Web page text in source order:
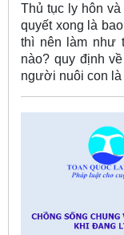
Thủ tục ly hôn
quyết xong là
thì nên làm như
nào? quy định
người nuôi con là